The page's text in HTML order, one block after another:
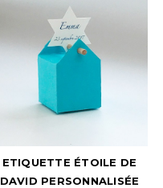
ETIQUETTE ÉTOILE DE
DAVID PERSONNALISÉE